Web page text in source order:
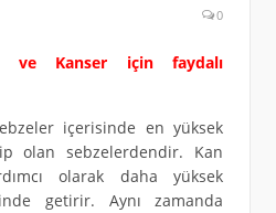
0
ve Kanser için faydalı
içerisinde en yüksek
olan sebzelerdendir. Kan
olarak daha yüksek
getirir. Aynı zamanda